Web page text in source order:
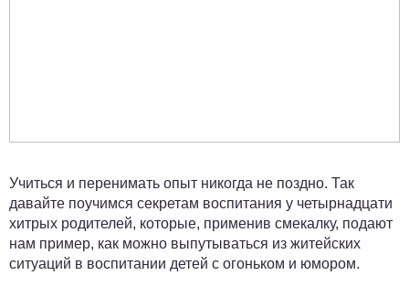
Учиться и перенимать опыт никогда не поздно. Так
давайте поучимся секретам воспитания у четырнадцати
хитрых родителей, которые, применив смекалку, подают
нам пример, как можно выпутываться из житейских
ситуаций в воспитании детей с огоньком и юмором.